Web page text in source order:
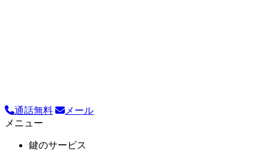
通話無料
メール
メニュー
鍵のサービス